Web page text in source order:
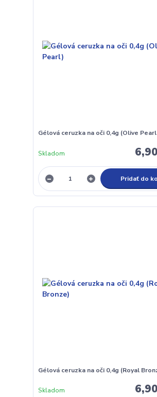
Gélová ceruzka na oči 0,4g (Olive
Skladom
Pridať do
Gélová ceruzka na oči 0,4g (Royal
Skladom